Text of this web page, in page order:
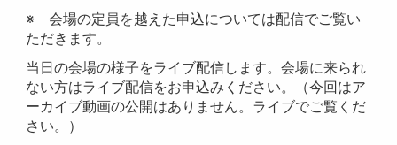
※ 会場の定員を越えた申込については配信でご覧い
ただきます。
当日の会場の様子をライブ配信します。会場に来られ
ない方はライブ配信をお申込みください。（今回はア
ーカイブ動画の公開はありません。ライブでご覧くだ
さい。）